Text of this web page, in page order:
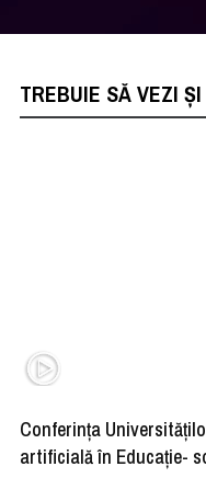
TREBUIE SĂ VEZI ȘI
Conferința
artificială în Educație-